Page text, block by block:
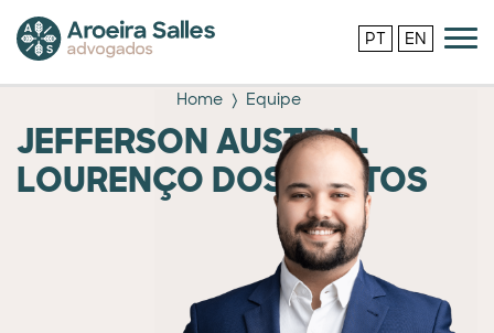
PT EN
Home Equipe
JEFFERSON AUSTRAL
LOURENÇO DOS SANTOS